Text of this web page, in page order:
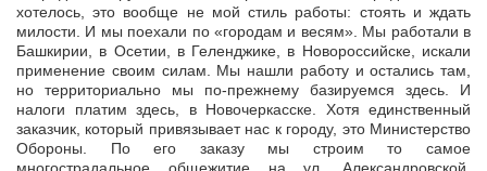
хотелось, это вообще не мой стиль работы: стоять и ждать
милости. И мы поехали по «городам и весям». Мы работали в
Башкирии, в Осетии, в Геленджике, в Новороссийске, искали
применение своим силам. Мы нашли работу и остались там,
но территориально мы по-прежнему базируемся здесь. И
налоги платим здесь, в Новочеркасске. Хотя единственный
заказчик, который привязывает нас к городу, это Министерство
Обороны. По его заказу мы строим то самое